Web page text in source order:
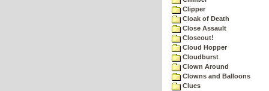
Clipper
Cloak of Death
Close Assault
Closeout!
Cloud Hopper
Cloudburst
Clown Around
Clowns and Balloons
Clues